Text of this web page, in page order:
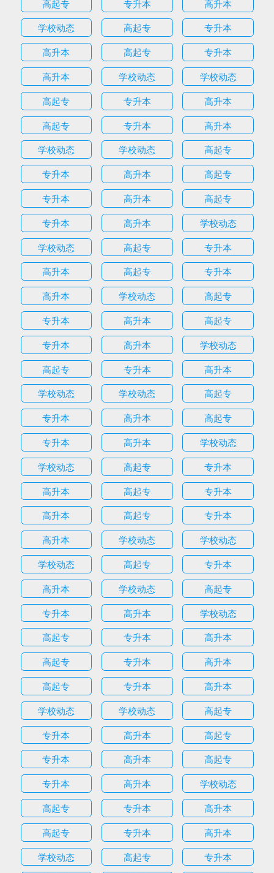
高起专 专升本
高升本
学校动态
高起专
专升本
高升本
高起专
专升本
高升本
学校动态
学校动态
高起专
专升本
高升本
高起专
专升本
高升本
学校动态
学校动态
高起专
专升本
高升本
高起专
专升本
高升本
高起专
专升本
高升本
学校动态
学校动态
高起专
专升本
高升本
高起专
专升本
高升本
学校动态
高起专
专升本
高升本
高起专
专升本
高升本
学校动态
高起专
专升本
高升本
学校动态
学校动态
高起专
专升本
高升本
高起专
专升本
高升本
学校动态
学校动态
高起专
专升本
高升本
高起专
专升本
高升本
高起专
专升本
高升本
学校动态
学校动态
学校动态
高起专
专升本
高升本
学校动态
高起专
专升本
高升本
学校动态
高起专
专升本
高升本
高起专
专升本
高升本
高起专
专升本
高升本
学校动态
学校动态
高起专
专升本
高升本
高起专
专升本
高升本
高起专
专升本
高升本
学校动态
高起专
专升本
高升本
高起专
专升本
高升本
学校动态
高起专
专升本